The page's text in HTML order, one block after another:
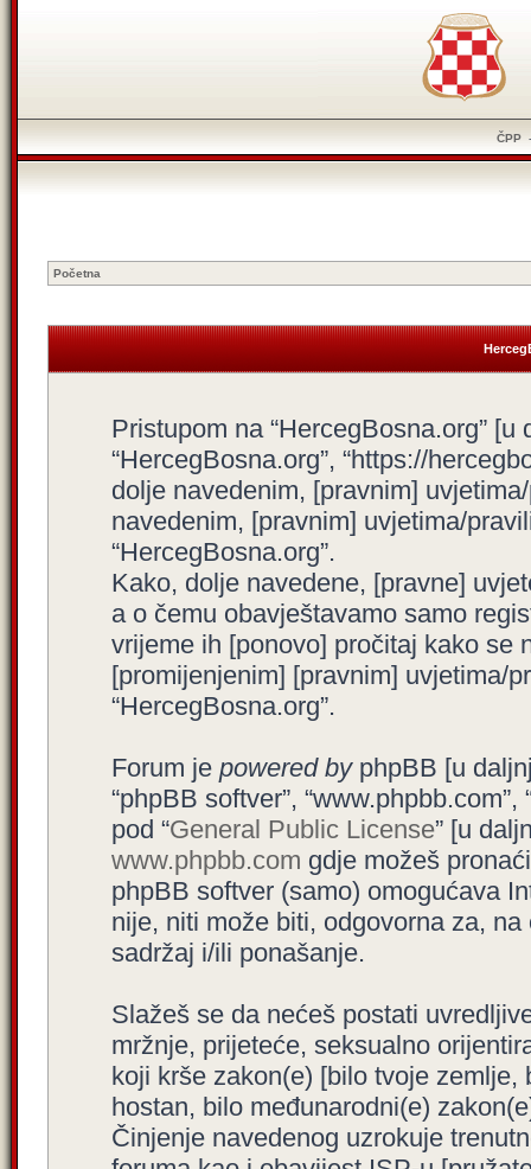
ČPP
Početna
Pristupom na “HercegBosna.org” [u
“HercegBosna.org”, “https://
dolje navedenim, [pravnim]
navedenim, [pravnim] uvjetima/
“HercegBosna.org”.
Kako, dolje navedene, [pravne]
a o čemu obavještavamo samo
vrijeme ih [ponovo] pročitaj kako se
[promijenjenim] [pravnim] uvjetima/
“HercegBosna.org”.
Forum je powered byphpBB [u
“phpBB softver”,
pod “General Public License” [u
www.phpbb.com gdje možeš
phpBB softver (samo) omogućava
nije, niti može biti, odgovorna za,
sadržaj i/ili ponašanje.
Slažeš se da nećeš postati
mržnje, prijeteće, seksualno
koji krše zakon(e) [bilo tvoje zemlje,
hostan, bilo međunarodni(e)
Činjenje navedenog uzrokuje